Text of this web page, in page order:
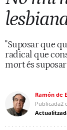
"Suposar que
radical que
mort és suposar
Ramón de
Publicada2